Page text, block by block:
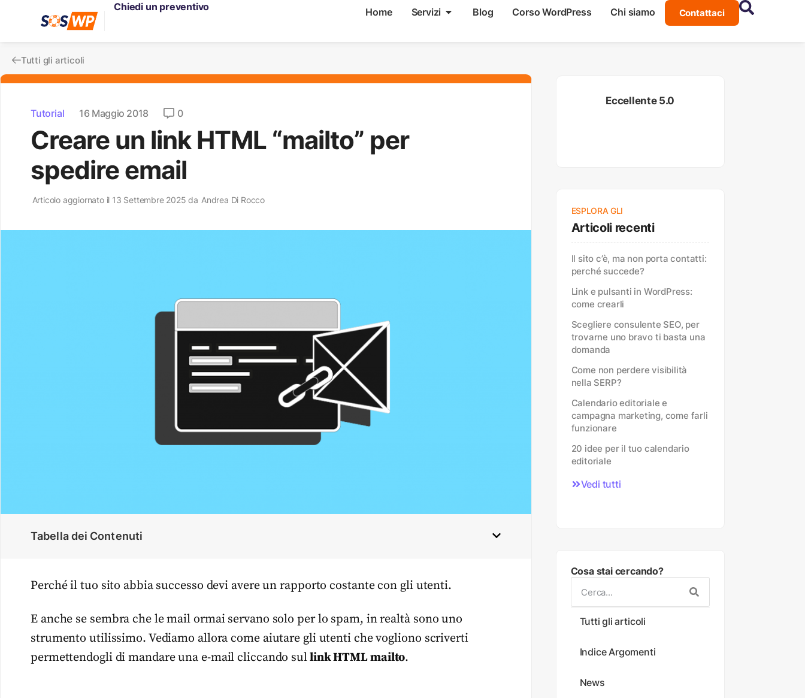
Home Servizi Blog Corso WordPress Chi siamo Contattaci
Chiedi un preventivo
Tutti gli articoli
Tutorial 16 Maggio 2018 0
Creare un link HTML “mailto” per
spedire email
Articolo aggiornato il 13 Settembre 2025 da Andrea Di Rocco
Tabella dei Contenuti
Perché il tuo sito abbia successo devi avere un rapporto costante con gli utenti.
E anche se sembra che le mail ormai servano solo per lo spam, in realtà sono uno
strumento utilissimo. Vediamo allora come aiutare gli utenti che vogliono scriverti
permettendogli di mandare una e-mail cliccando sullink HTML mailto.
Eccellente 5.0
ESPLORA GLI
Articoli recenti
Il sito c’è, ma non porta contatti:
perché succede?
Link e pulsanti in WordPress:
come crearli
Scegliere consulente SEO, per
trovarne uno bravo ti basta una
domanda
Come non perdere visibilità
nella SERP?
Calendario editoriale e
campagna marketing, come farli
funzionare
20 idee per il tuo calendario
editoriale
Vedi tutti
Cosa stai cercando?
Tutti gli articoli
Indice Argomenti
News